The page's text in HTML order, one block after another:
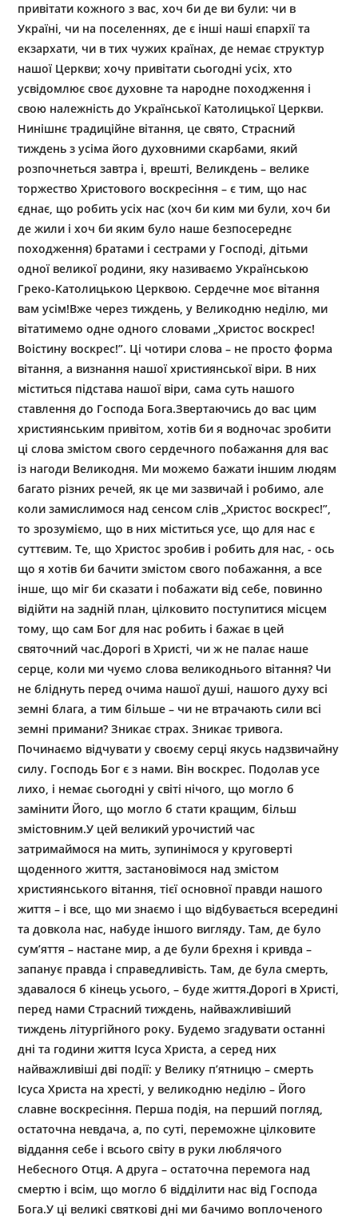
привітати кожного з вас, хоч би де ви були: чи в
Україні, чи на поселеннях, де є інші наші єпархії та
екзархати, чи в тих чужих країнах, де немає структур
нашої Церкви; хочу привітати сьогодні усіх, хто
усвідомлює своє духовне та народне походження і
свою належність до Української Католицької Церкви.
Нинішнє традиційне вітання, це свято, Страсний
тиждень з усіма його духовними скарбами, який
розпочнеться завтра і, врешті, Великдень – велике
торжество Христового воскресіння – є тим, що нас
єднає, що робить усіх нас (хоч би ким ми були, хоч би
де жили і хоч би яким було наше безпосереднє
походження) братами і сестрами у Господі, дітьми
одної великої родини, яку називаємо Українською
Греко-Католицькою Церквою. Сердечне моє вітання
вам усім!Вже через тиждень, у Великодню неділю, ми
вітатимемо одне одного словами „Христос воскрес!
Воістину воскрес!”. Ці чотири слова – не просто форма
вітання, а визнання нашої християнської віри. В них
міститься підстава нашої віри, сама суть нашого
ставлення до Господа Бога.Звертаючись до вас цим
християнським привітом, хотів би я водночас зробити
ці слова змістом свого сердечного побажання для вас
із нагоди Великодня. Ми можемо бажати іншим людям
багато різних речей, як це ми зазвичай і робимо, але
коли замислимося над сенсом слів „Христос воскрес!”,
то зрозуміємо, що в них міститься усе, що для нас є
суттєвим. Те, що Христос зробив і робить для нас, - ось
що я хотів би бачити змістом свого побажання, а все
інше, що міг би сказати і побажати від себе, повинно
відійти на задній план, цілковито поступитися місцем
тому, що сам Бог для нас робить і бажає в цей
святочний час.Дорогі в Христі, чи ж не палає наше
серце, коли ми чуємо слова великоднього вітання? Чи
не бліднуть перед очима нашої душі, нашого духу всі
земні блага, а тим більше – чи не втрачають сили всі
земні примани? Зникає страх. Зникає тривога.
Починаємо відчувати у своєму серці якусь надзвичайну
силу. Господь Бог є з нами. Він воскрес. Подолав усе
лихо, і немає сьогодні у світі нічого, що могло б
замінити Його, що могло б стати кращим, більш
змістовним.У цей великий урочистий час
затримаймося на мить, зупинімося у круговерті
щоденного життя, застановімося над змістом
християнського вітання, тієї основної правди нашого
життя – і все, що ми знаємо і що відбувається всередині
та довкола нас, набуде іншого вигляду. Там, де було
сум’яття – настане мир, а де були брехня і кривда –
запанує правда і справедливість. Там, де була смерть,
здавалося б кінець усього, – буде життя.Дорогі в Христі,
перед нами Страсний тиждень, найважливіший
тиждень літургійного року. Будемо згадувати останні
дні та години життя Ісуса Христа, а серед них
найважливіші дві події: у Велику п’ятницю – смерть
Ісуса Христа на хресті, у великодню неділю – Його
славне воскресіння. Перша подія, на перший погляд,
остаточна невдача, а, по суті, переможне цілковите
віддання себе і всього світу в руки люблячого
Небесного Отця. А друга – остаточна перемога над
смертю і всім, що могло б відділити нас від Господа
Бога.У ці великі святкові дні ми бачимо воплоченого